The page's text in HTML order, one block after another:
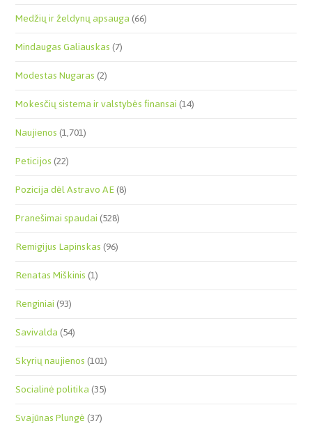
Medžių ir želdynų apsauga(66)
Mindaugas Galiauskas(7)
Modestas Nugaras(2)
Mokesčių sistema ir valstybės finansai(14)
Naujienos(1,701)
Peticijos(22)
Pozicija dėl Astravo AE(8)
Pranešimai spaudai(528)
Remigijus Lapinskas(96)
Renatas Miškinis(1)
Renginiai(93)
Savivalda(54)
Skyrių naujienos(101)
Socialinė politika(35)
Svajūnas Plungė(37)